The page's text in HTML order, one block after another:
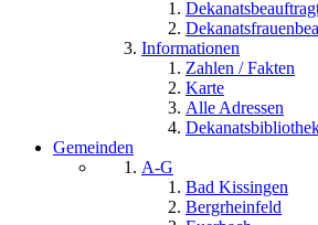
Informationen
Zahlen / Fakten
Karte
Alle Adressen
Gemeinden
A-G
Bad Kissingen
Bergrheinfeld